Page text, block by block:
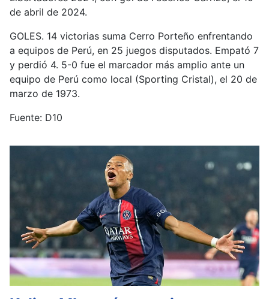
de abril de 2024.
GOLES. 14 victorias suma Cerro Porteño enfrentando
a equipos de Perú, en 25 juegos disputados. Empató 7
y perdió 4. 5-0 fue el marcador más amplio ante un
equipo de Perú como local (Sporting Cristal), el 20 de
marzo de 1973.
Fuente: D10